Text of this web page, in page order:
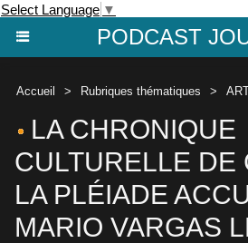
Select Language ▼
PODCAST
Accueil > Rubriques thématiques >
LA CHRONIQUE
CULTURELLE DE
LA PLÉIADE
MARIO VARGAS